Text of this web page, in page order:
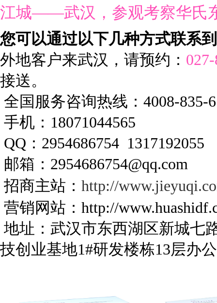
江城——武汉，参观考察华氏
您可以通过以下几种方式联系
外地客户来武汉，请预约：
接送。
全国服务咨询热线：4008-835-
手机：18071044565
QQ：2954686754 1317192055
邮箱：2954686754@qq.com
招商主站： http://
营销网站：http://
地址：武汉市东西湖区新城七
技创业基地1#研发楼栋13层办